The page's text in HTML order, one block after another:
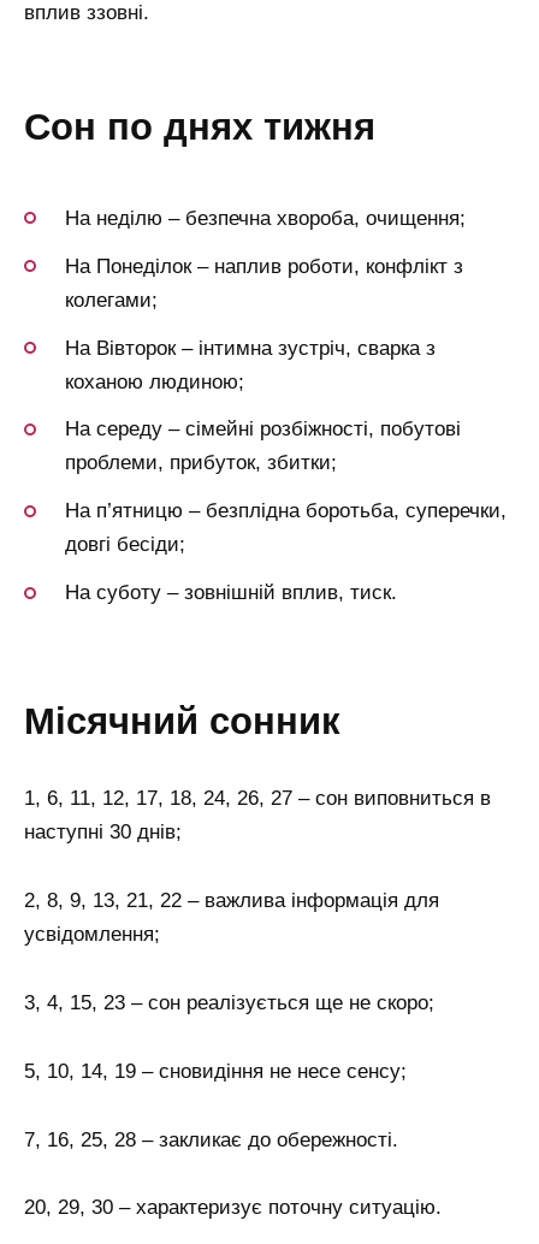
вплив ззовні.
сон по днях тижня
На неділю – безпечна хвороба, очищення;
На Понеділок – наплив роботи, конфлікт з
колегами;
На Вівторок – інтимна зустріч, сварка з
коханою людиною;
На середу – сімейні розбіжності, побутові
проблеми, прибуток, збитки;
На п’ятницю – безплідна боротьба, суперечки,
довгі бесіди;
На суботу – зовнішній вплив, тиск.
місячний сонник
1, 6, 11, 12, 17, 18, 24, 26, 27 – сон виповниться в
наступні 30 днів;
2, 8, 9, 13, 21, 22 – важлива інформація для
усвідомлення;
3, 4, 15, 23 – сон реалізується ще не скоро;
5, 10, 14, 19 – сновидіння не несе сенсу;
7, 16, 25, 28 – закликає до обережності.
20, 29, 30 – характеризує поточну ситуацію.